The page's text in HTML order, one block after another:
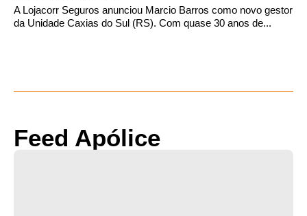
A Lojacorr Seguros anunciou Marcio Barros como novo gestor
da Unidade Caxias do Sul (RS). Com quase 30 anos de...
Feed Apólice